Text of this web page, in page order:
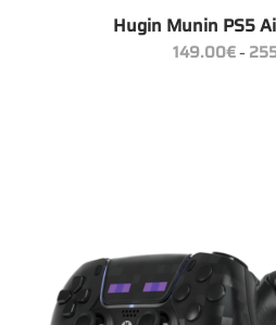
Hugin Munin PS5
149.00€–